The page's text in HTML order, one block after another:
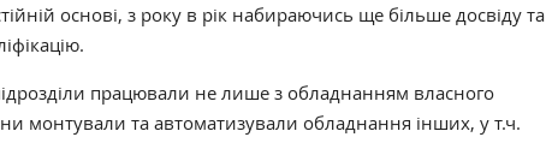
основі, з року в рік набираючись ще більше досвіду та
працювали не лише з обладнанням власного
монтували та автоматизували обладнання інших, у т.ч.